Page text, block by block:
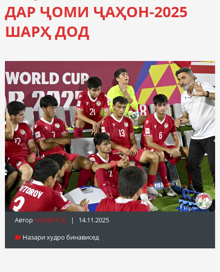
ДАР ҶОМИ ҶАҲОН-2025
ШАРҲ ДОД
Автор Info@fft.tj | 14.11.2025
Назари худро бинависед